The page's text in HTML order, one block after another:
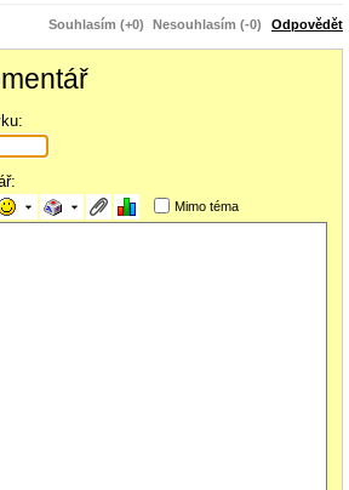
Souhlasím (+0) Nesouhlasím (-0) Odpovědět
Mimo téma